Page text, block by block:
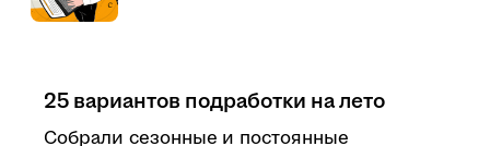
25 вариантов подработки на лето
Собрали сезонные и постоянные